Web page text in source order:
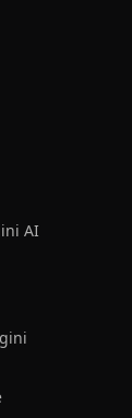
AI